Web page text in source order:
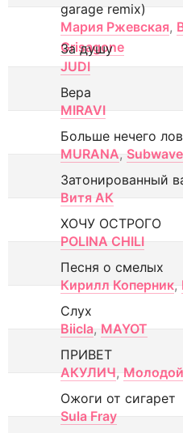
garage remix)
Мария Ржевская,
Grisagone
За душу
JUDI
Вера
MIRAVI
Больше нечего
MURANA, Subwave
Затонированный
Витя АК
ХОЧУ ОСТРОГО
POLINA CHILI
Песня о смелых
Кирилл Коперник,
Слух
Biicla, MAYOT
ПРИВЕТ
АКУЛИЧ,
Ожоги от сигарет
Sula Fray